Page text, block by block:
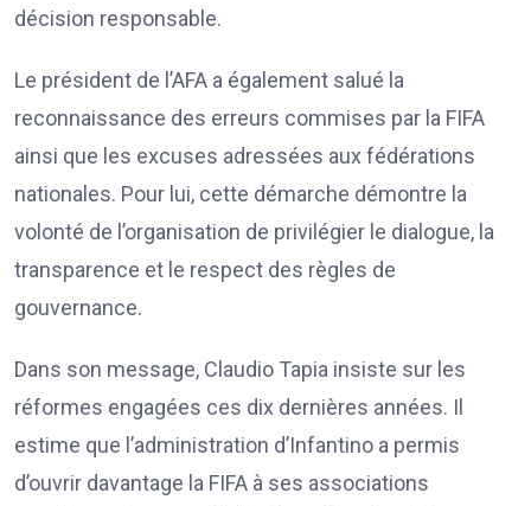
décision responsable.
Le président de l’AFA a également salué la
reconnaissance des erreurs commises par la FIFA
ainsi que les excuses adressées aux fédérations
nationales. Pour lui, cette démarche démontre la
volonté de l’organisation de privilégier le dialogue, la
transparence et le respect des règles de
gouvernance.
Dans son message, Claudio Tapia insiste sur les
réformes engagées ces dix dernières années. Il
estime que l’administration d’Infantino a permis
d’ouvrir davantage la FIFA à ses associations